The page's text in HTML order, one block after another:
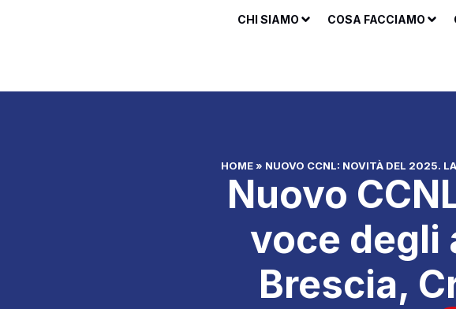
CHI SIAMO COSA FACCIAMO
HOME» NUOVO CCNL: NOVITÀ DEL 2025.
Nuovo
voce degli
Brescia,